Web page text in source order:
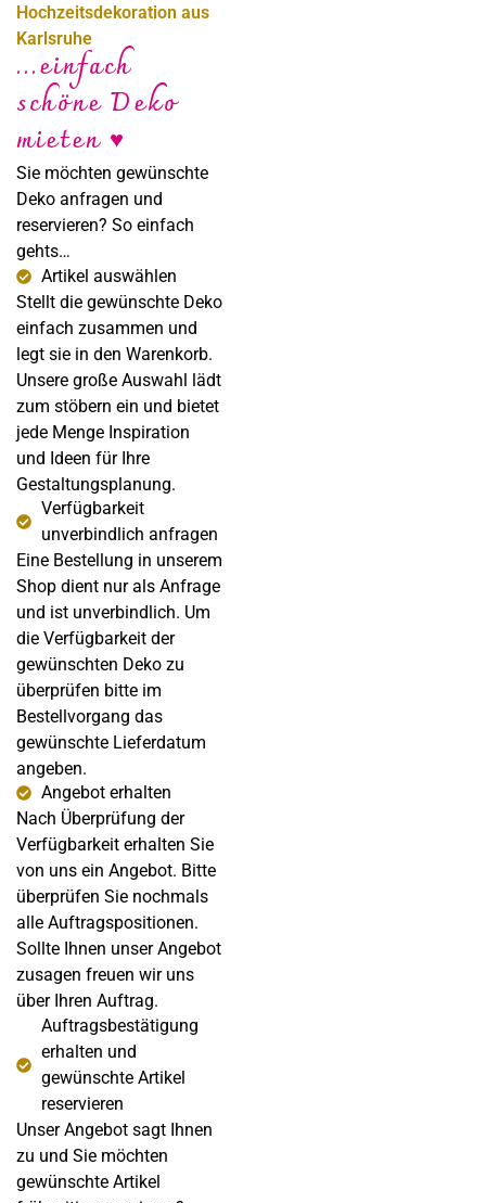
Hochzeitsdekoration aus
Karlsruhe
...einfach
schöne Deko
mieten ♥
Sie möchten gewünschte
Deko anfragen und
reservieren? So einfach
gehts…
Artikel auswählen
Stellt die gewünschte Deko
einfach zusammen und
legt sie in den Warenkorb.
Unsere große Auswahl lädt
zum stöbern ein und bietet
jede Menge Inspiration
und Ideen für Ihre
Gestaltungsplanung.
Verfügbarkeit
unverbindlich anfragen
Eine Bestellung in unserem
Shop dient nur als Anfrage
und ist unverbindlich. Um
die Verfügbarkeit der
gewünschten Deko zu
überprüfen bitte im
Bestellvorgang das
gewünschte Lieferdatum
angeben.
Angebot erhalten
Nach Überprüfung der
Verfügbarkeit erhalten Sie
von uns ein Angebot. Bitte
überprüfen Sie nochmals
alle Auftragspositionen.
Sollte Ihnen unser Angebot
zusagen freuen wir uns
über Ihren Auftrag.
Auftragsbestätigung
erhalten und
gewünschte Artikel
reservieren
Unser Angebot sagt Ihnen
zu und Sie möchten
gewünschte Artikel